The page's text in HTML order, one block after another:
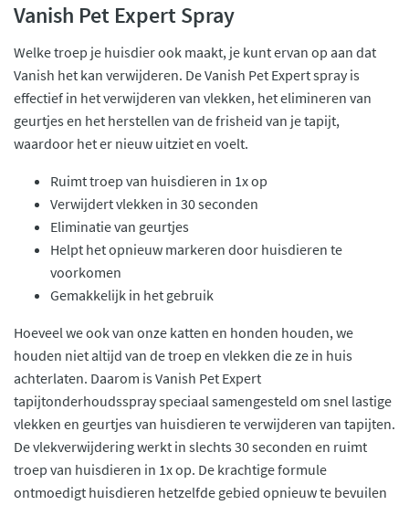
Vanish Pet Expert Spray
Welke troep je huisdier ook maakt, je kunt ervan op aan dat
Vanish het kan verwijderen. De Vanish Pet Expert spray is
effectief in het verwijderen van vlekken, het elimineren van
geurtjes en het herstellen van de frisheid van je tapijt,
waardoor het er nieuw uitziet en voelt.
Ruimt troep van huisdieren in 1x op
Verwijdert vlekken in 30 seconden
Eliminatie van geurtjes
Helpt het opnieuw markeren door huisdieren te
voorkomen
Gemakkelijk in het gebruik
Hoeveel we ook van onze katten en honden houden, we
houden niet altijd van de troep en vlekken die ze in huis
achterlaten. Daarom is Vanish Pet Expert
tapijtonderhoudsspray speciaal samengesteld om snel lastige
vlekken en geurtjes van huisdieren te verwijderen van tapijten.
De vlekverwijdering werkt in slechts 30 seconden en ruimt
troep van huisdieren in 1x op. De krachtige formule
ontmoedigt huisdieren hetzelfde gebied opnieuw te bevuilen